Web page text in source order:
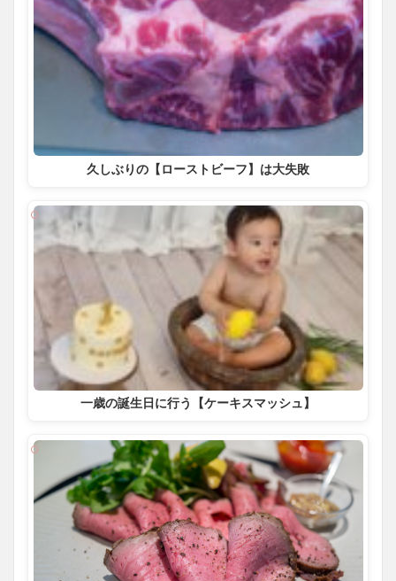
久しぶりの【ローストビーフ】は大失敗
一歳の誕生日に行う【ケーキスマッシュ】